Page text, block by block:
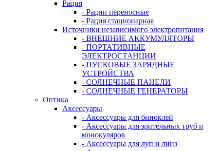
Рация
- Рации переносные
- Рация стационарная
Источники независимого электропитания
- ВНЕШНИЕ АККУМУЛЯТОРЫ
- ПОРТАТИВНЫЕ
ЭЛЕКТРОСТАНЦИИ
- ПУСКОВЫЕ ЗАРЯДНЫЕ
УСТРОЙСТВА
- СОЛНЕЧНЫЕ ПАНЕЛИ
- СОЛНЕЧНЫЕ ГЕНЕРАТОРЫ
Оптика
Аксессуары
- Аксессуары для биноклей
- Аксессуары для зрительных труб и
монокуляров
- Аксессуары для луп и линз